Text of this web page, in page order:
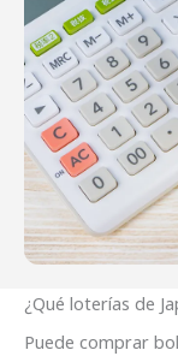
¿Qué loterías de
Puede comprar